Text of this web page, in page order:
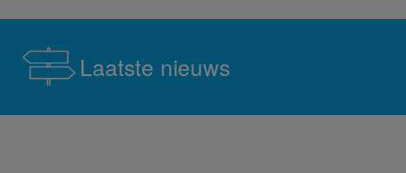
Laatste nieuws